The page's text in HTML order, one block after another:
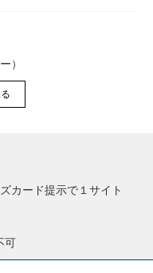
）
カード提示で１サイト
可